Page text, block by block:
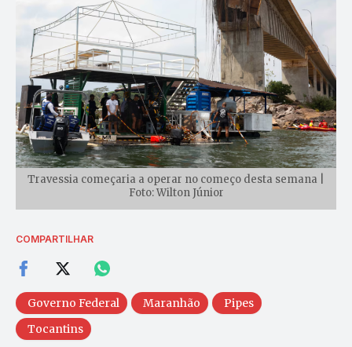
Travessia começaria a operar no começo desta semana |
Foto: Wilton Júnior
COMPARTILHAR
Governo Federal Maranhão
Pipes
Tocantins